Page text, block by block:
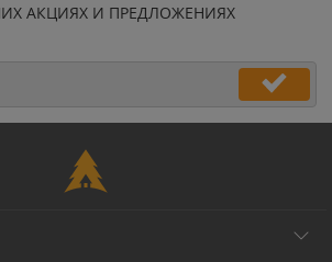
АКЦИЯХ И ПРЕДЛОЖЕНИЯХ